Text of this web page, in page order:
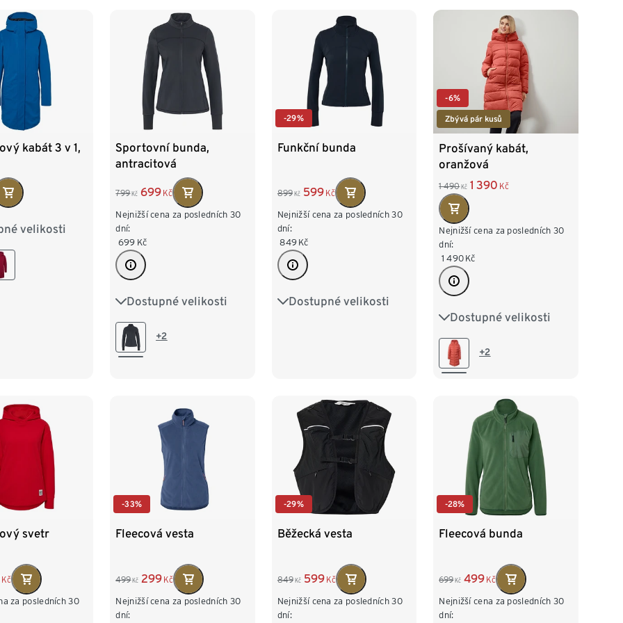
kabát 3 v 1,
velikosti
40 42
Sportovní bunda,
antracitová
799 Kč 699 Kč
Nejnižší cena za posledních 30
dní:
699 Kč
Dostupné velikosti
XS 32/34 S 36/38
M 40/42+2
-29%
Funkční bunda
899 Kč 599 Kč
Nejnižší cena za posledních 30
dní:
849 Kč
Dostupné velikosti
XS 32/34 S 36/38
-6%
Zbývá pár kusů
Prošívaný kabát,
oranžová
1 490 Kč 1 390 Kč
Nejnižší cena za posledních 30
dní:
1 490 Kč
Dostupné velikosti
XS 32/34 S 36/38
M 40/42+2
svetr
Kč
za posledních 30
-33%
Fleecová vesta
499 Kč 299 Kč
Nejnižší cena za posledních 30
dní:
-29%
Běžecká vesta
849 Kč 599 Kč
Nejnižší cena za posledních 30
dní:
-28%
Fleecová bunda
699 Kč 499 Kč
Nejnižší cena za posledních 30
dní: